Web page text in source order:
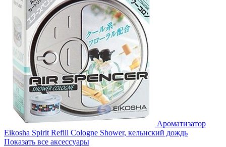
Ароматизатор
Eikosha Spirit Refill Cologne Shower, кельнский дождь
Показать все аксессуары